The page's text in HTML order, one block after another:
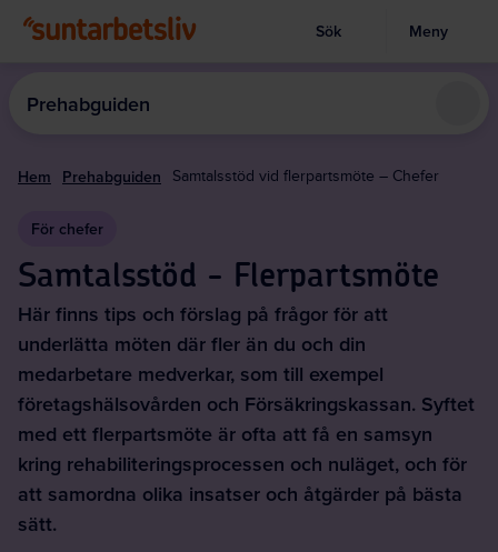
Visa sökruta
Sök Meny
Prehabguiden
Hem Prehabguiden Samtalsstöd vid flerpartsmöte – Chefer
För chefer
Samtalsstöd - Flerpartsmöte
Här finns tips och förslag på frågor för att
underlätta möten där fler än du och din
medarbetare medverkar, som till exempel
företagshälsovården och Försäkringskassan. Syftet
med ett flerpartsmöte är ofta att få en samsyn
kring rehabiliteringsprocessen och nuläget, och för
att samordna olika insatser och åtgärder på bästa
sätt.